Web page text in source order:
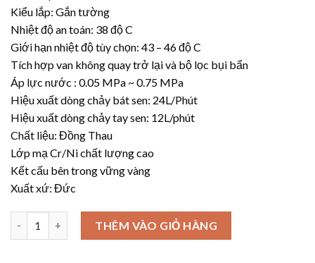
Kiểu lắp: Gắn tường
Nhiệt độ an toán: 38 độ C
Giới hạn nhiệt độ tùy chọn: 43 – 46 độ C
Tích hợp van không quay trở lại và bộ lọc bụi bẩn
Áp lực nước : 0.05 MPa ~ 0.75 MPa
Hiệu xuất dòng chảy bát sen: 24L/Phút
Hiệu xuất dòng chảy tay sen: 12L/phút
Chất liệu: Đồng Thau
Lớp mạ Cr/Ni chất lượng cao
Kết cấu bên trong vững vàng
Xuất xứ: Đức
THÊM VÀO GIỎ HÀNG